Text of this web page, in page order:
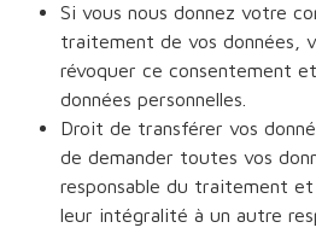
Si vous nous donnez votre
traitement de vos données,
révoquer ce consentement
données personnelles.
Droit de transférer vos
de demander toutes vos
responsable du traitement
leur intégralité à un autre